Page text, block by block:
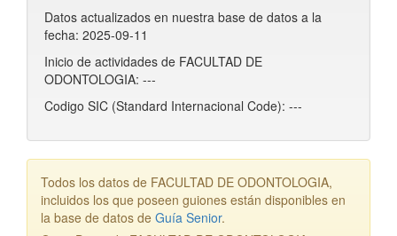
Datos actualizados en nuestra base de datos a la
fecha: 2025-09-11
Inicio de actividades de FACULTAD DE
ODONTOLOGIA: ---
Codigo SIC (Standard Internacional Code): ---
Todos los datos de FACULTAD DE ODONTOLOGIA,
incluidos los que poseen guiones están disponibles en
la base de datos de Guía Senior.